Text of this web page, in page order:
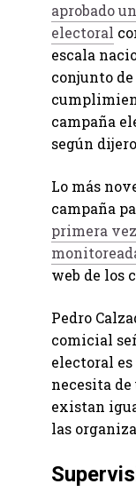
aprobado
electoral
escala
conjunto
campaña
según
Lo más
campaña
primera
web de los
Pedro
comicial
electoral es
necesita
existan
las